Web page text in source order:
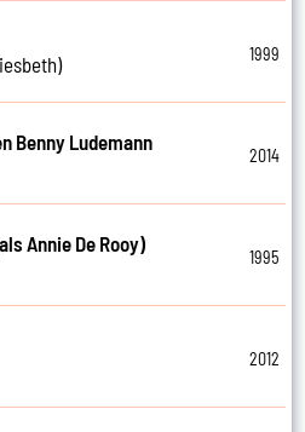
1999
Benny Ludemann
2014
Annie De Rooy)
1995
2012